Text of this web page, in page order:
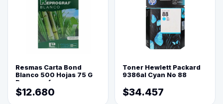
Resmas Carta Bond
Blanco 500 Hojas 75 G
Reprograf.
$12.680
Toner Hewlett Packard
9386al Cyan No 88
$34.457